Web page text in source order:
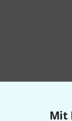
Mit